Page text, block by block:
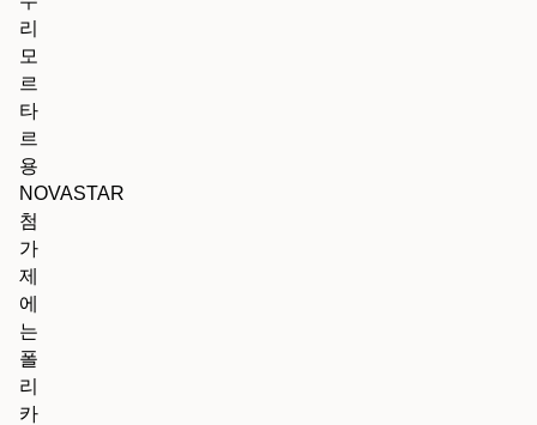
리
모
르
타
르
용
NOVASTAR
첨
가
제
에
는
폴
리
카